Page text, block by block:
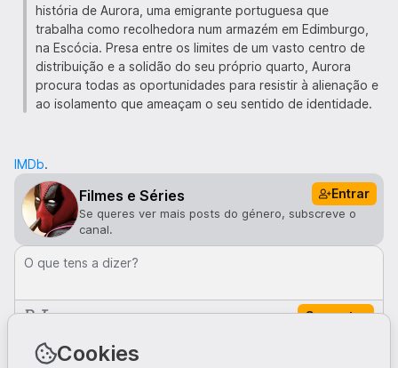
história de Aurora, uma emigrante portuguesa que
trabalha como recolhedora num armazém em Edimburgo,
na Escócia. Presa entre os limites de um vasto centro de
distribuição e a solidão do seu próprio quarto, Aurora
procura todas as oportunidades para resistir à alienação e
ao isolamento que ameaçam o seu sentido de identidade.
IMDb.
Filmes e Séries Entrar
Se queres ver mais posts do género, subscreve o
canal.
O que tens a dizer?
Comentar
Comentários · 0
Cookies